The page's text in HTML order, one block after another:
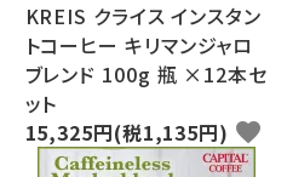
KREIS クライス インスタン
トコーヒー キリマンジャロ
ブレンド 100g 瓶 ×12本セ
ット
15,325円(税1,135円) favorite